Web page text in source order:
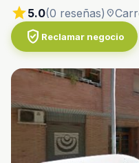
star5.0(0 reseñas) location_on
verified_user Reclamar negocio